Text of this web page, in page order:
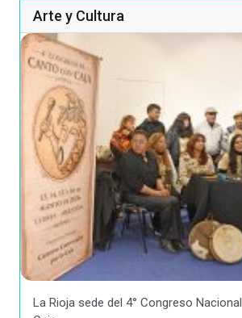
Arte y Cultura
La Rioja sede del 4° Congreso